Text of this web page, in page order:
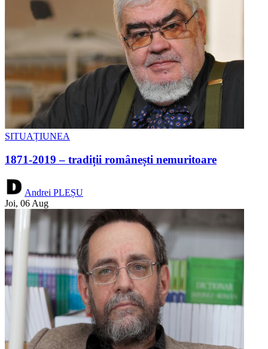
SITUAȚIUNEA
1871-2019 – tradiții românești nemuritoare
Andrei PLEȘU
Joi, 06 Aug